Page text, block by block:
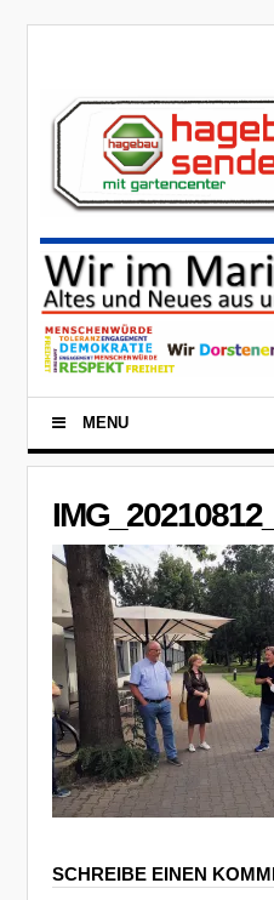
MENU
SCHREIBE EINEN